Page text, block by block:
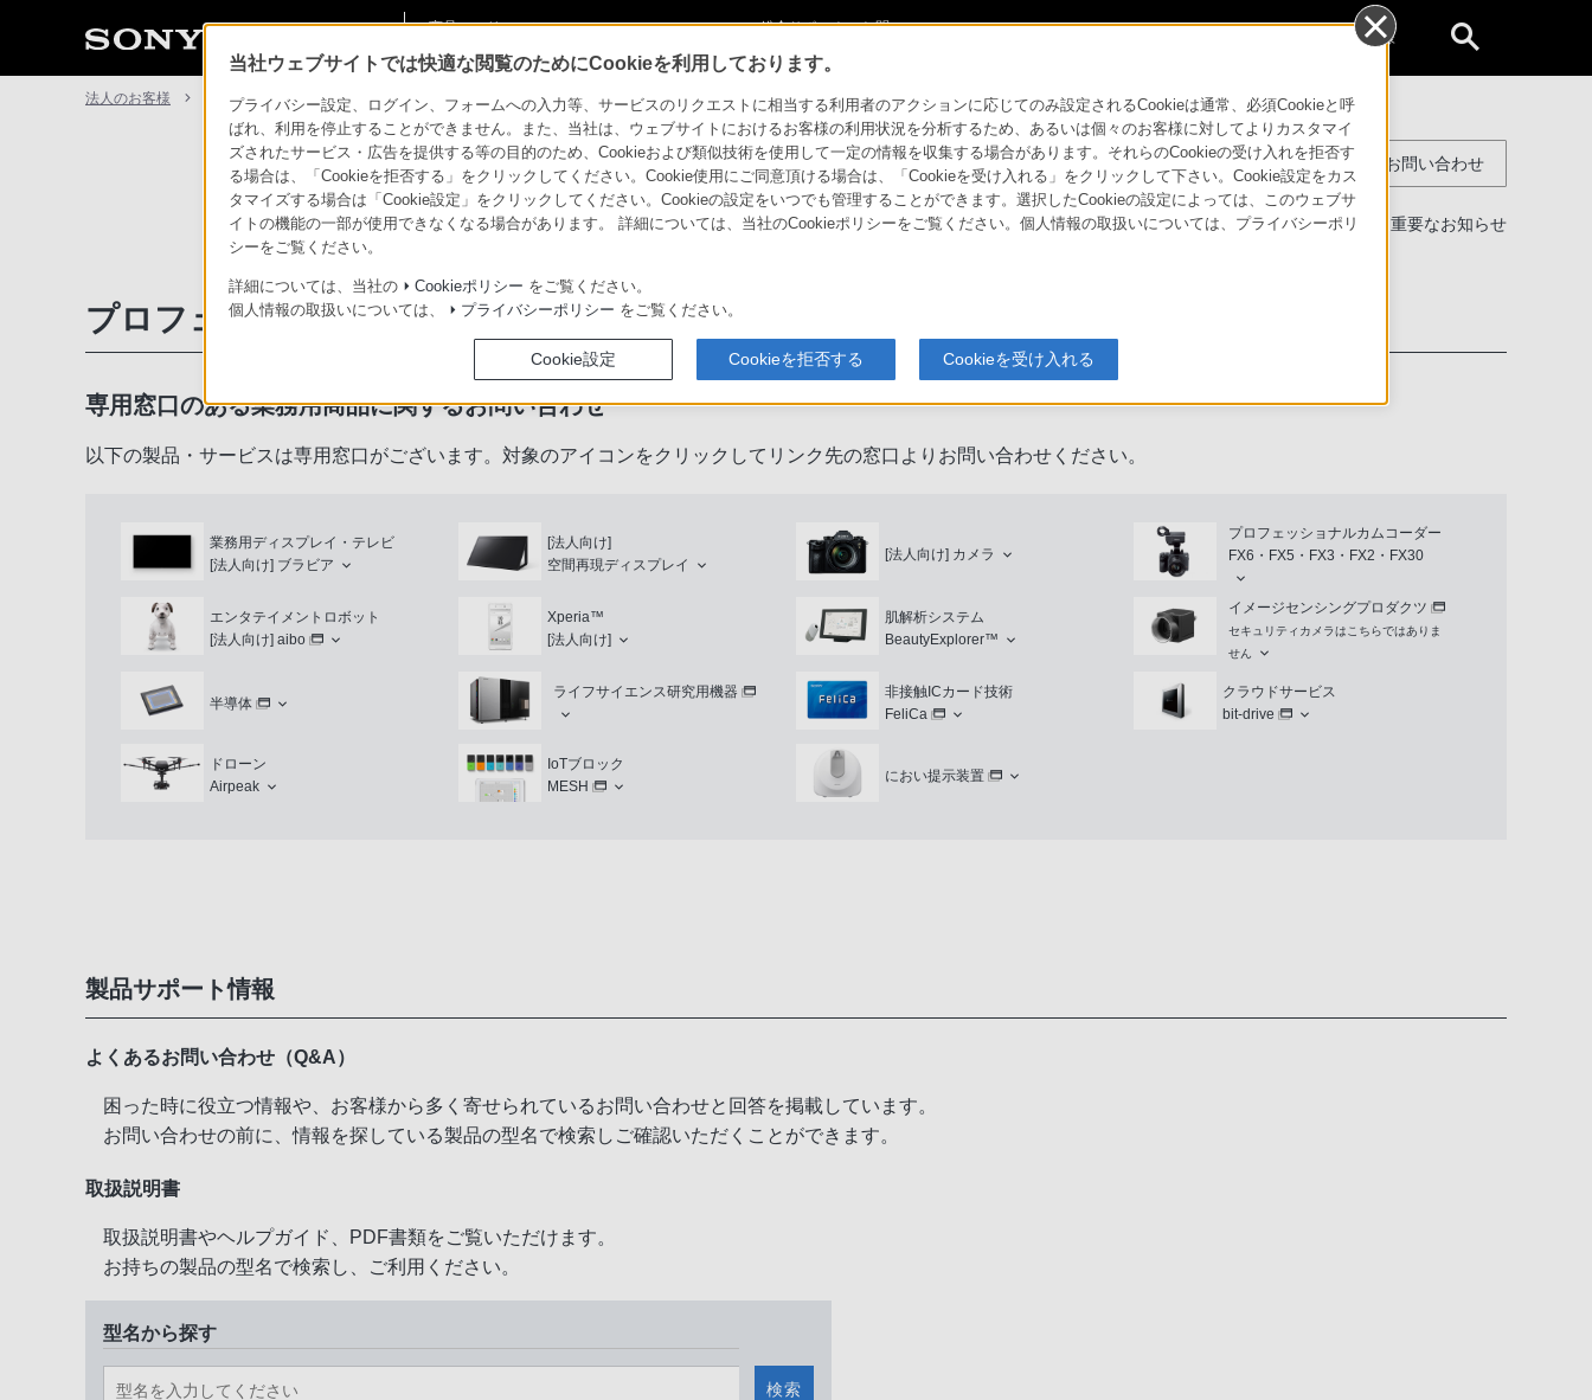
商品・ソリューショ
ン情報
総合サポート・お問
個人のお客様
法人のお客様 サポート・お問い合わせ
コンスーマー製品に関するお問い合わせ
製品に関する重要なお知らせ
プロフェッショナル／業務用製品に関するサポート・お問い合わせ
専用窓口のある業務用商品に関するお問い合わせ
以下の製品・サービスは専用窓口がございます。対象のアイコンをクリックしてリンク先の窓口よりお問い合わせください。
業務用ディスプレイ・テレビ
[法人向け] ブラビア
[法人向け]
空間再現ディスプレイ
[法人向け] カメラ
プロフェッショナルカムコーダー
FX6・FX5・FX3・FX2・FX30
エンタテイメントロボット
[法人向け] aibo
Xperia™
[法人向け]
肌解析システム
BeautyExplorer™
イメージセンシングプロダクツ
セキュリティカメラはこちらではありま
せん
半導体
ライフサイエンス研究用機器
非接触ICカード技術
FeliCa
クラウドサービス
bit-drive
ドローン
Airpeak
IoTブロック
MESH
におい提示装置
製品サポート情報
よくあるお問い合わせ（Q&A）
困った時に役立つ情報や、お客様から多く寄せられているお問い合わせと回答を掲載しています。
お問い合わせの前に、情報を探している製品の型名で検索しご確認いただくことができます。
取扱説明書
取扱説明書やヘルプガイド、PDF書類をご覧いただけます。
お持ちの製品の型名で検索し、ご利用ください。
型名から探す
検索
当社ウェブサイトでは快適な閲覧のためにCookieを利用しております。
プライバシー設定、ログイン、フォームへの入力等、サービスのリクエストに相当する利用者のアクションに応じてのみ設定されるCookieは通常、必須Cookieと呼
ばれ、利用を停止することができません。また、当社は、ウェブサイトにおけるお客様の利用状況を分析するため、あるいは個々のお客様に対してよりカスタマイ
ズされたサービス・広告を提供する等の目的のため、Cookieおよび類似技術を使用して一定の情報を収集する場合があります。それらのCookieの受け入れを拒否す
る場合は、「Cookieを拒否する」をクリックしてください。Cookie使用にご同意頂ける場合は、「Cookieを受け入れる」をクリックして下さい。Cookie設定をカス
タマイズする場合は「Cookie設定」をクリックしてください。Cookieの設定をいつでも管理することができます。選択したCookieの設定によっては、このウェブサ
イトの機能の一部が使用できなくなる場合があります。 詳細については、当社のCookieポリシーをご覧ください。個人情報の取扱いについては、プライバシーポリ
シーをご覧ください。
詳細については、当社の Cookieポリシー をご覧ください。
個人情報の取扱いについては、
プライバシーポリシー をご覧ください。
Cookie設定 Cookieを拒否する Cookieを受け入れる